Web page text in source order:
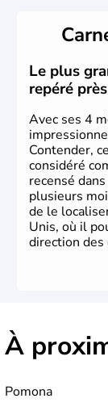
Plusieurs
des
Christophe
britanniques
en 1776 et
La conquête
phase de
Le plus
repéré
Avec ses 4
Contender,
considéré
recensé
plusieurs
de le
Unis, où il
direction
À
Pomona